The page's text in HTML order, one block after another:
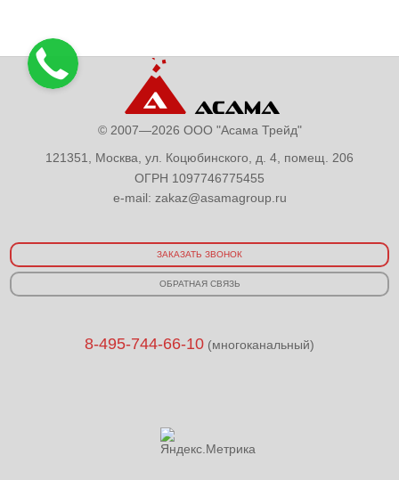
© 2007—2026 ООО "Асама Трейд"
121351, Москва, ул. Коцюбинского, д. 4, помещ. 206
ОГРН 1097746775455
e-mail: zakaz@asamagroup.ru
ЗАКАЗАТЬ ЗВОНОК
ОБРАТНАЯ СВЯЗЬ
8-495-744-66-10 (многоканальный)